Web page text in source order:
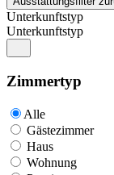
Unterkunftstyp
Unterkunftstyp
Zimmertyp
Alle
Gästezimmer
Haus
Wohnung